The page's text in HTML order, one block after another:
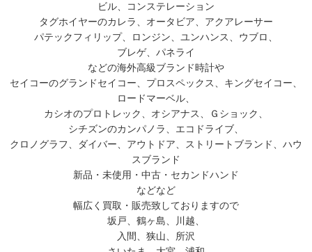
ビル、コンステレーション
タグホイヤーのカレラ、オータビア、アクアレーサー
パテックフィリップ、ロンジン、ユンハンス、ウブロ、
ブレゲ、パネライ
などの海外高級ブランド時計や
セイコーのグランドセイコー、プロスペックス、キングセイコー、
ロードマーベル、
カシオのプロトレック、オシアナス、Ｇショック、
シチズンのカンパノラ、エコドライブ、
クロノグラフ、ダイバー、アウトドア、ストリートブランド、ハウ
スブランド
新品・未使用・中古・セカンドハンド
などなど
幅広く買取・販売致しておりますので
坂戸、鶴ヶ島、川越、
入間、狭山、所沢